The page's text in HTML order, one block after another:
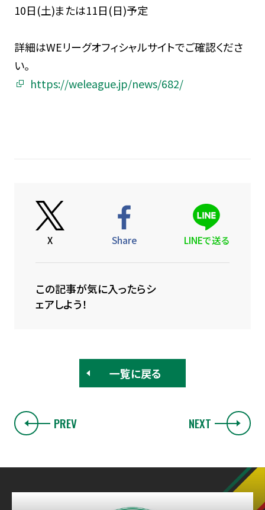
10日(土)または11日(日)予定
詳細はWEリーグオフィシャルサイトでご確認くださ
い。
https://weleague.jp/news/682/
X Share LINEで送る
この記事が気に入ったらシ
ェアしよう！
一覧に戻る
PREV NEXT